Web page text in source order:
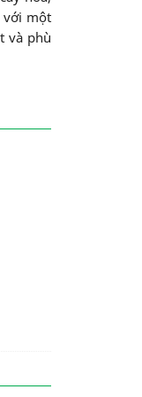
với một
và phù